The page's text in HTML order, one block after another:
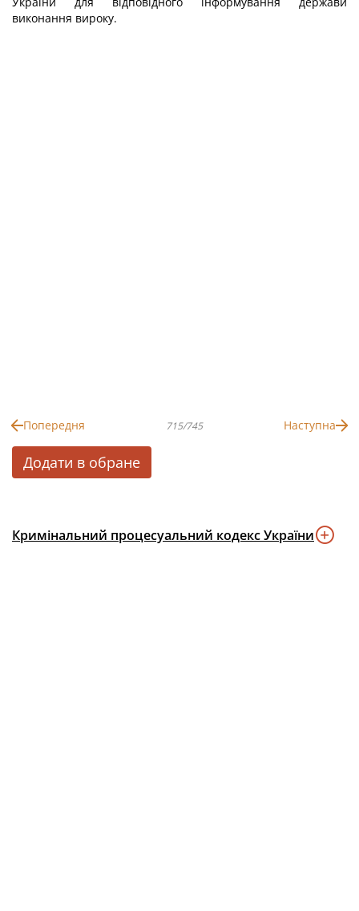
виконання вироку.
Попередня 715/745 Наступна
Додати в обране
Кримінальний процесуальний кодекс України